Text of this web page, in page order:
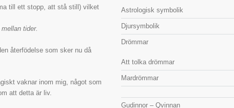
till ett stopp, att stå still) vilket
tider.
återfödelse som sker nu då
vaknar inom mig, något som
att detta är liv.
Astrologisk symbolik
Djursymbolik
Drömmar
Att tolka drömmar
Mardrömmar
Gudinnor – Qvinnan